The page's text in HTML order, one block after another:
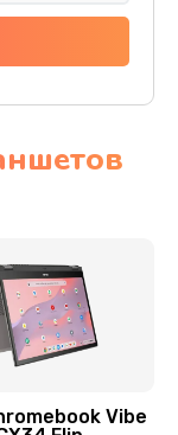
разбором)
Vibe